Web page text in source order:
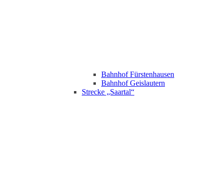
Bahnhof Fürstenhausen
Bahnhof Geislautern
Strecke „Saartal“